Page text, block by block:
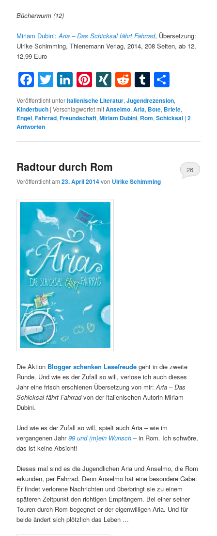
Bücherwurm (12)
Miriam Dubini:Aria – Das Schicksal fährt Fahrrad, Übersetzung:
Ulrike Schimming, Thienemann Verlag, 2014, 208 Seiten, ab 12,
12,99 Euro
Facebook
Twitter
LinkedIn
Pinterest
XINGRedditTumblr
Veröffentlicht unterItalienische Literatur,Jugendrezension,
Kinderbuch |Verschlagwortet mitAnselmo,Aria, Bote, Briefe,
Engel,Fahrrad,Freundschaft,Miriam Dubini, Rom,Schicksal |2
Antworten
Radtour durch Rom
Veröffentlicht am23. April 2014von Ulrike Schimming
26
Die Aktion Blogger schenken Lesefreude geht in die zweite
Runde. Und wie es der Zufall so will, verlose ich auch dieses
Jahr eine frisch erschienen Übersetzung von mir:Aria – Das
Schicksal fährt Fahrradvon der italienischen Autorin Miriam
Dubini.
Und wie es der Zufall so will, spielt auch Aria – wie im
vergangenen Jahr99 und (m)ein Wunsch – in Rom. Ich schwöre,
das ist keine Absicht!
Dieses mal sind es die Jugendlichen Aria und Anselmo, die Rom
erkunden, per Fahrrad. Denn Anselmo hat eine besondere Gabe:
Er findet verlorene Nachrichten und überbringt sie zu einem
späteren Zeitpunkt den richtigen Empfängern. Bei einer seiner
Touren durch Rom begegnet er der eigenwilligen Aria. Und für
beide ändert sich plötzlich das Leben …